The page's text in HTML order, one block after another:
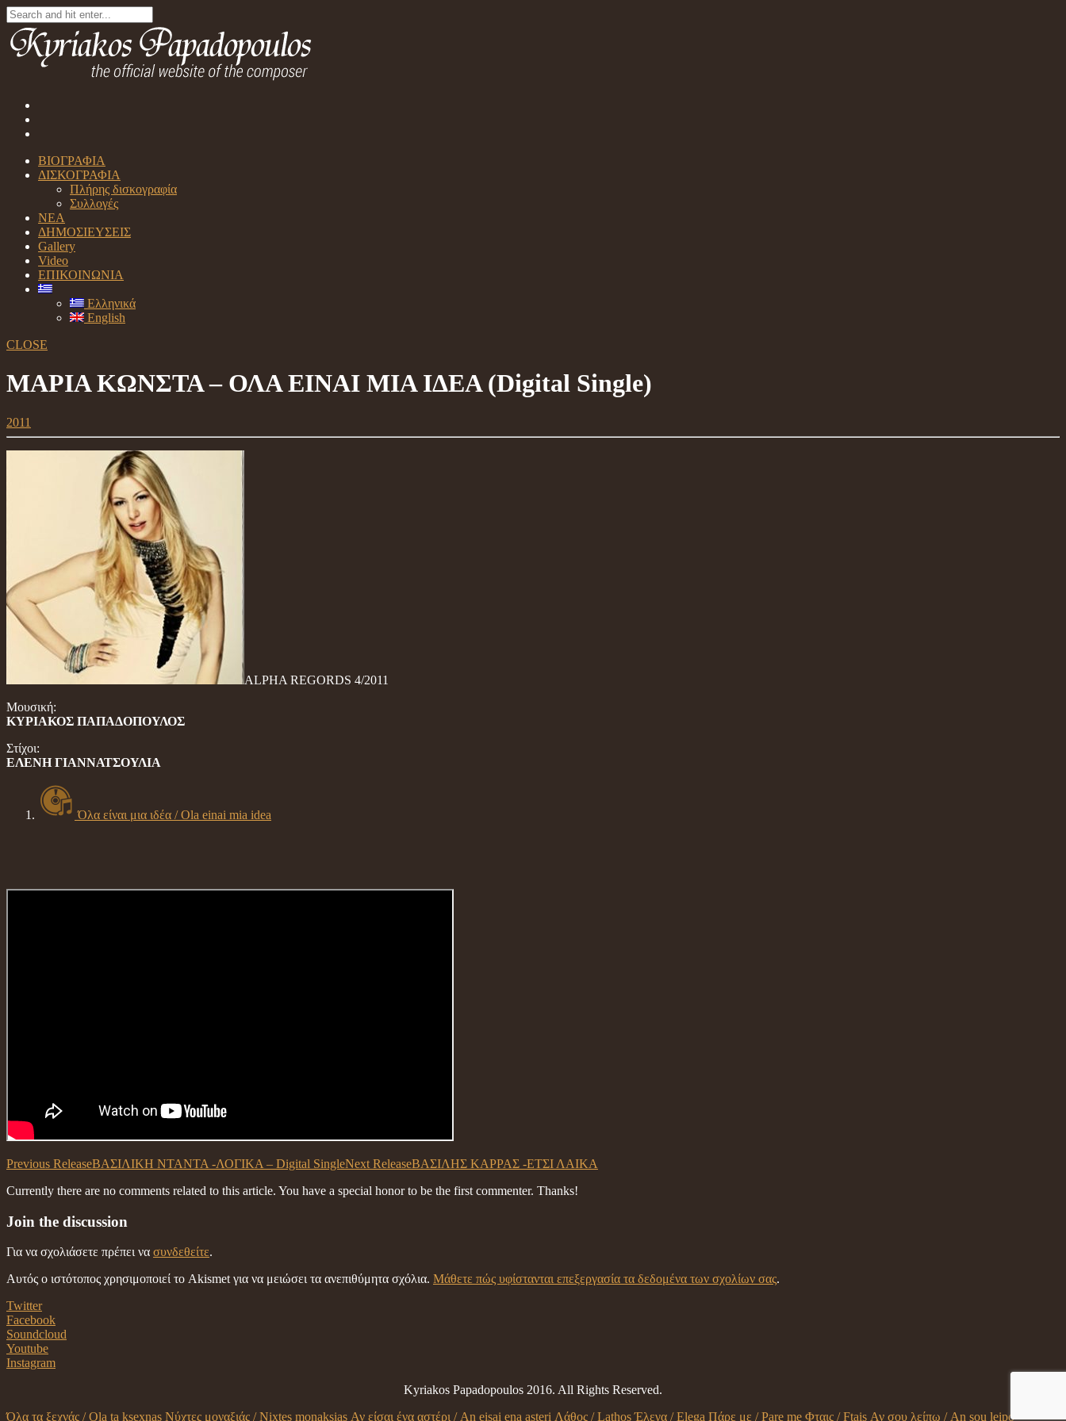
ΒΙΟΓΡΑΦΙΑ
ΔΙΣΚΟΓΡΑΦΙΑ
Πλήρης δισκογραφία
Συλλογές
ΝΕΑ
ΔΗΜΟΣΙΕΥΣΕΙΣ
Gallery
Video
ΕΠΙΚΟΙΝΩΝΙΑ
Ελληνικά
English
CLOSE
ΜΑΡΙΑ ΚΩΝΣΤΑ – ΟΛΑ ΕΙΝΑΙ ΜΙΑ ΙΔΕΑ (Digital Single)
2011
ALPHA REGORDS 4/2011
Μουσική:
ΚΥΡΙΑΚΟΣ ΠΑΠΑΔΟΠΟΥΛΟΣ
Στίχοι:
ΕΛΕΝΗ ΓΙΑΝΝΑΤΣΟΥΛΙΑ
Όλα είναι μια ιδέα / Ola einai mia idea
Previous ReleaseΒΑΣΙΛΙΚΗ ΝΤΑΝΤΑ -ΛΟΓΙΚΑ – Digital SingleNext ReleaseΒΑΣΙΛΗΣ ΚΑΡΡΑΣ -ΕΤΣΙ ΛΑΙΚΑ
Currently there are no comments related to this article. You have a special honor to be the first commenter. Thanks!
Join the discussion
Για να σχολιάσετε πρέπει να συνδεθείτε.
Αυτός ο ιστότοπος χρησιμοποιεί το Akismet για να μειώσει τα ανεπιθύμητα σχόλια. Μάθετε πώς υφίστανται επεξεργασία τα δεδομένα των σχολίων σας.
Twitter
Facebook
Soundcloud
Youtube
Instagram
Kyriakos Papadopoulos 2016. All Rights Reserved.
Όλα τα ξεχνάς / Ola ta ksexnas Νύχτες μοναξιάς / Nixtes monaksias Αν είσαι ένα αστέρι / An eisai ena asteri Λάθος / Lathos Έλεγα / Elega Πάρε με / Pare me Φταις / Ftais Αν σου λείπω / An sou leipo